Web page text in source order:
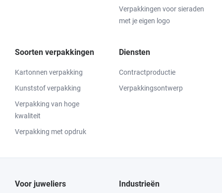
Verpakkingen voor sieraden
met je eigen logo
Soorten verpakkingen
Kartonnen verpakking
Kunststof verpakking
Verpakking van hoge
kwaliteit
Verpakking met opdruk
Diensten
Contractproductie
Verpakkingsontwerp
Voor juweliers Industrieën